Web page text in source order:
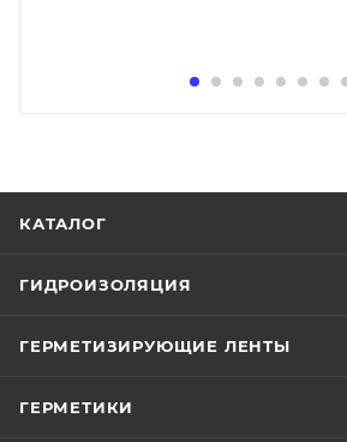
КАТАЛОГ
ГИДРОИЗОЛЯЦИЯ
ГЕРМЕТИЗИРУЮЩИЕ ЛЕНТЫ
ГЕРМЕТИКИ